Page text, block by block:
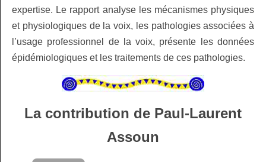
expertise. Le rapport analyse les mécanismes physiques
et physiologiques de la voix, les pathologies associées à
l’usage professionnel de la voix, présente les données
épidémiologiques et les traitements de ces pathologies.
La contribution de Paul-Laurent
Assoun